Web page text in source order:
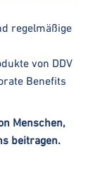
regelmäßige
von DDV
Benefits
Menschen,
beitragen.